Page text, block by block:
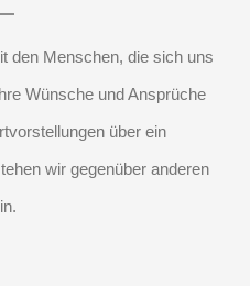
den Menschen, die sich uns
Wünsche und Ansprüche
über ein
wir gegenüber anderen